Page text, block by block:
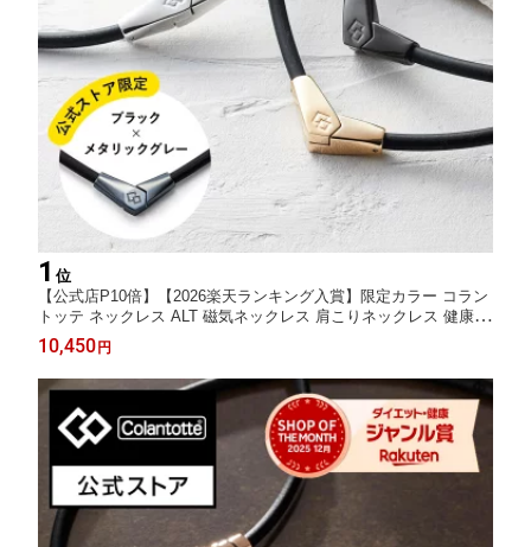
1 位
【公式店P10倍】【2026楽天ランキング入賞】限定カラー コラン
トッテ ネックレス ALT 磁気ネックレス 肩こりネックレス 健康ネ
ックレス 磁気アクセサリー プレゼント ギフト 男性 女性 メンズ
レディース
10,450 円